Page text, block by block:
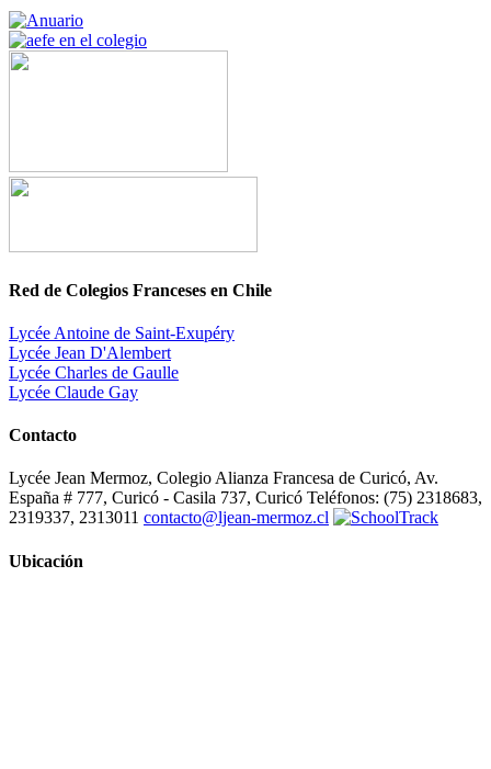
Red de Colegios Franceses en Chile
Lycée Antoine de Saint-Exupéry
Lycée Jean D'Alembert
Lycée Charles de Gaulle
Lycée Claude Gay
Contacto
Lycée Jean Mermoz, Colegio Alianza Francesa de Curicó, Av.
España # 777, Curicó - Casila 737, Curicó Teléfonos: (75) 2318683,
2319337, 2313011 contacto@ljean-mermoz.cl
Ubicación